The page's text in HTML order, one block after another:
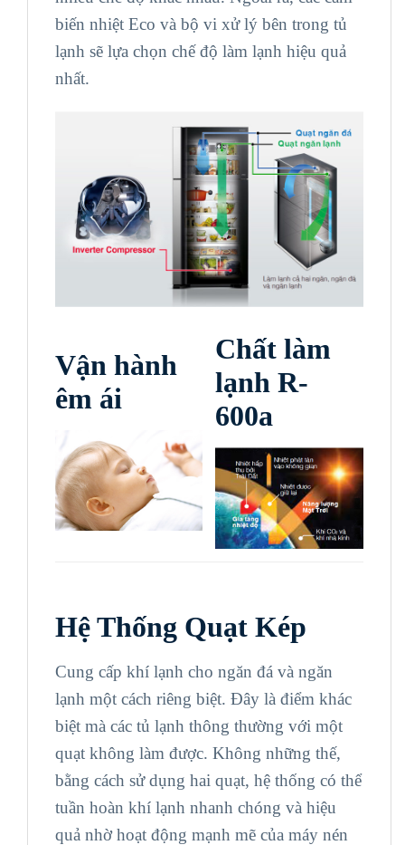
biến nhiệt Eco và bộ vi xử lý bên trong tủ
lạnh sẽ lựa chọn chế độ làm lạnh hiệu quả
nhất.
Vận hành
êm ái
Chất làm
lạnh R-
600a
Hệ Thống Quạt Kép
Cung cấp khí lạnh cho ngăn đá và ngăn
lạnh một cách riêng biệt. Đây là điểm khác
biệt mà các tủ lạnh thông thường với một
quạt không làm được. Không những thế,
bằng cách sử dụng hai quạt, hệ thống có thể
tuần hoàn khí lạnh nhanh chóng và hiệu
quả nhờ hoạt động mạnh mẽ của máy nén